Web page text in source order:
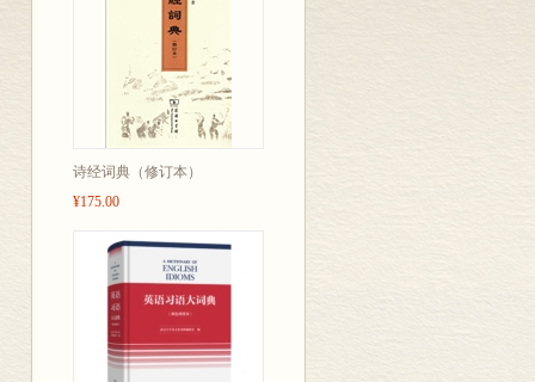
诗经词典（修订本）
¥175.00